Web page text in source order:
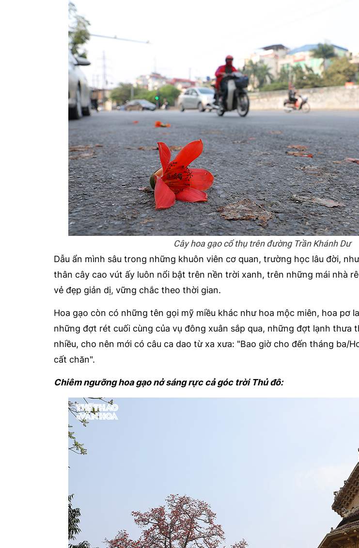
Cây hoa gạo cổ thụ trên đường Trần Khánh Dư
Dẫu ẩn mình sâu trong những khuôn viên cơ quan, trường học lâu đời,
thân cây cao vút ấy luôn nổi bật trên nền trời xanh, trên những mái nhà
vẻ đẹp giản dị, vững chắc theo thời gian.
Hoa gạo còn có những tên gọi mỹ miều khác như hoa mộc miên, hoa pơ
những đợt rét cuối cùng của vụ đông xuân sắp qua, những đợt lạnh thưa
nhiều, cho nên mới có câu ca dao từ xa xưa: "Bao giờ cho đến tháng ba/
cất chăn".
Chiêm ngưỡng hoa gạo nở sáng rực cả góc trời Thủ đô: